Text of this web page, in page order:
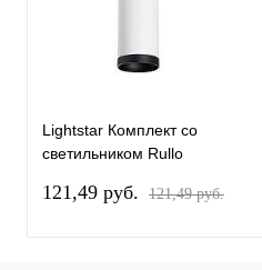
Lightstar Комплект со
светильником Rullo
121,49 pуб. 121,49 pуб.